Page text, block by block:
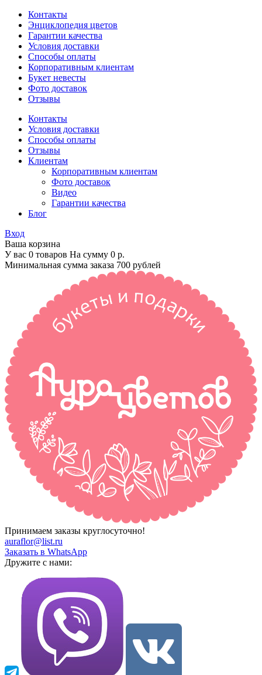
Контакты
Энциклопедия цветов
Гарантии качества
Условия доставки
Способы оплаты
Корпоративным клиентам
Букет невесты
Фото доставок
Отзывы
Контакты
Условия доставки
Способы оплаты
Отзывы
Клиентам
Корпоративным клиентам
Фото доставок
Видео
Гарантии качества
Блог
Вход
Ваша корзина
У вас 0 товаров На сумму 0 р.
Минимальная сумма заказа 700 рублей
Принимаем заказы круглосуточно!
auraflor@list.ru
Заказать в WhatsApp
Дружите с нами: